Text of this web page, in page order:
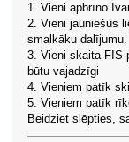
1. Vieni apbrīno
2. Vieni jauniešus
smalkāku dalījumu.
3. Vieni skaita FIS
būtu vajadzīgi
4. Vieniem patīk
5. Vieniem patīk
Beidziet slēpties,